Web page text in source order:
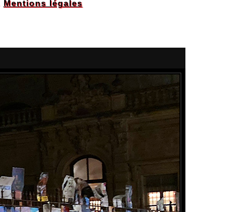
Mentions légales